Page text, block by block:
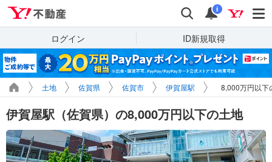
検索 通知
i
ログイン ID新規取得
土地 佐賀県 佐賀市 伊賀屋駅 8,000万円以下
伊賀屋駅（佐賀県）の8,000万円以下の土地